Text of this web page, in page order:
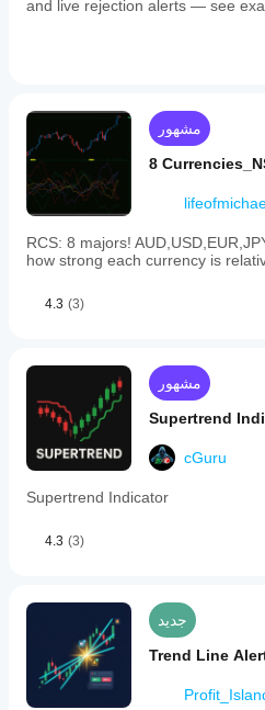
and live rejection alerts — see
مشهور
8
RCS: 8 majors!
how strong each currency is
4.3 (3)
مشهور
Supertrend
cGuru
Supertrend Indicator
4.3 (3)
جديد
Trend Line